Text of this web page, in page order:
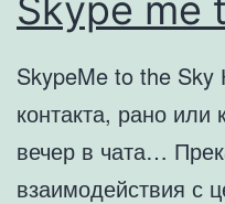
Skype me
SkypeMe to the
контакта, рано
вечер в чата…
взаимодействия с